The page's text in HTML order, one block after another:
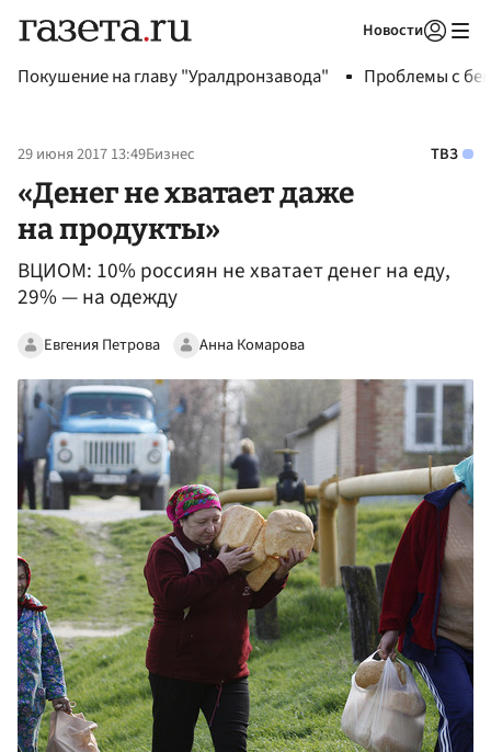
Новости
Покушение на главу "Уралдронзавода" Проблемы с
29 июня 2017 13:49Бизнес ТВЗ
«Денег не хватает даже
на продукты»
ВЦИОМ: 10% россиян не хватает денег на еду,
29% — на одежду
Евгения Петрова Анна Комарова